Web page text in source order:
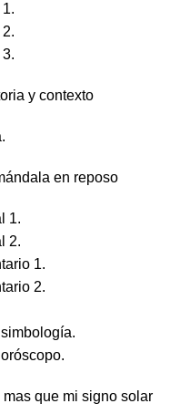
y contexto
en reposo
1.
2.
1.
2.
que mi signo solar